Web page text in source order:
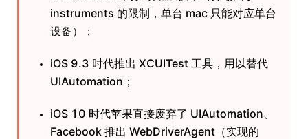
instruments 的限制，单台 mac 只能对应单台
设备）；
iOS 9.3 时代推出 XCUITest 工具，用以替代
UIAutomation；
iOS 10 时代苹果直接废弃了 UIAutomation、
Facebook 推出 WebDriverAgent（实现的